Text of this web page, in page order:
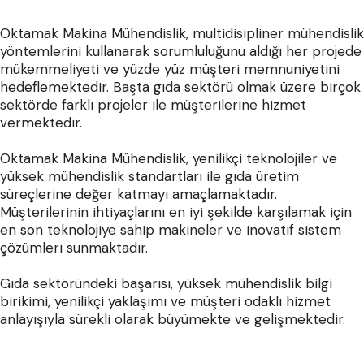
Oktamak Makina Mühendislik, multidisipliner mühendislik
yöntemlerini kullanarak sorumluluğunu aldığı her projede
mükemmeliyeti ve yüzde yüz müşteri memnuniyetini
hedeflemektedir. Başta gıda sektörü olmak üzere birçok
sektörde farklı projeler ile müşterilerine hizmet
vermektedir.
Oktamak Makina Mühendislik, yenilikçi teknolojiler ve
yüksek mühendislik standartları ile gıda üretim
süreçlerine değer katmayı amaçlamaktadır.
Müşterilerinin ihtiyaçlarını en iyi şekilde karşılamak için
en son teknolojiye sahip makineler ve inovatif sistem
çözümleri sunmaktadır.
Gıda sektöründeki başarısı, yüksek mühendislik bilgi
birikimi, yenilikçi yaklaşımı ve müşteri odaklı hizmet
anlayışıyla sürekli olarak büyümekte ve gelişmektedir.